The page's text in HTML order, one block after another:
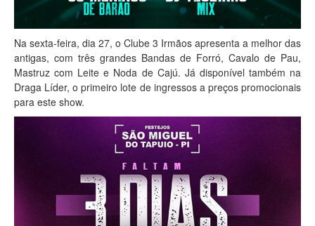
Na sexta-feira, dia 27, o Clube 3 Irmãos apresenta a melhor das
antigas, com três grandes Bandas de Forró, Cavalo de Pau,
Mastruz com Leite e Noda de Cajú. Já disponível também na
Draga Líder, o primeiro lote de ingressos a preços promocionais
para este show.